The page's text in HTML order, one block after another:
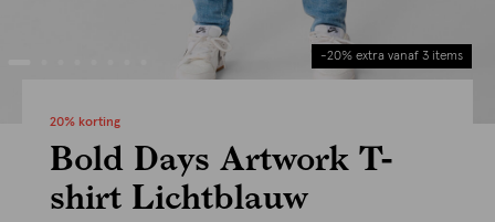
-20% extra vanaf 3 items
20% korting
Bold Days Artwork T-
shirt Lichtblauw